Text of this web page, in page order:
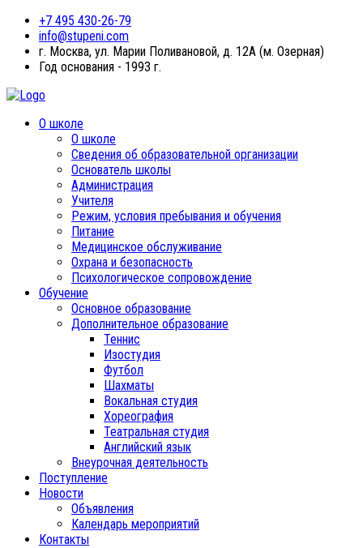
+7 495 430-26-79
info@stupeni.com
г. Москва, ул. Марии Поливановой, д. 12А (м. Озерная)
Год основания - 1993 г.
О школе
О школе
Сведения об образовательной организации
Основатель школы
Администрация
Учителя
Режим, условия пребывания и обучения
Питание
Медицинское обслуживание
Охрана и безопасность
Психологическое сопровождение
Обучение
Основное образование
Дополнительное образование
Теннис
Изостудия
Футбол
Шахматы
Вокальная студия
Хореография
Театральная студия
Английский язык
Внеурочная деятельность
Поступление
Новости
Объявления
Календарь мероприятий
Контакты